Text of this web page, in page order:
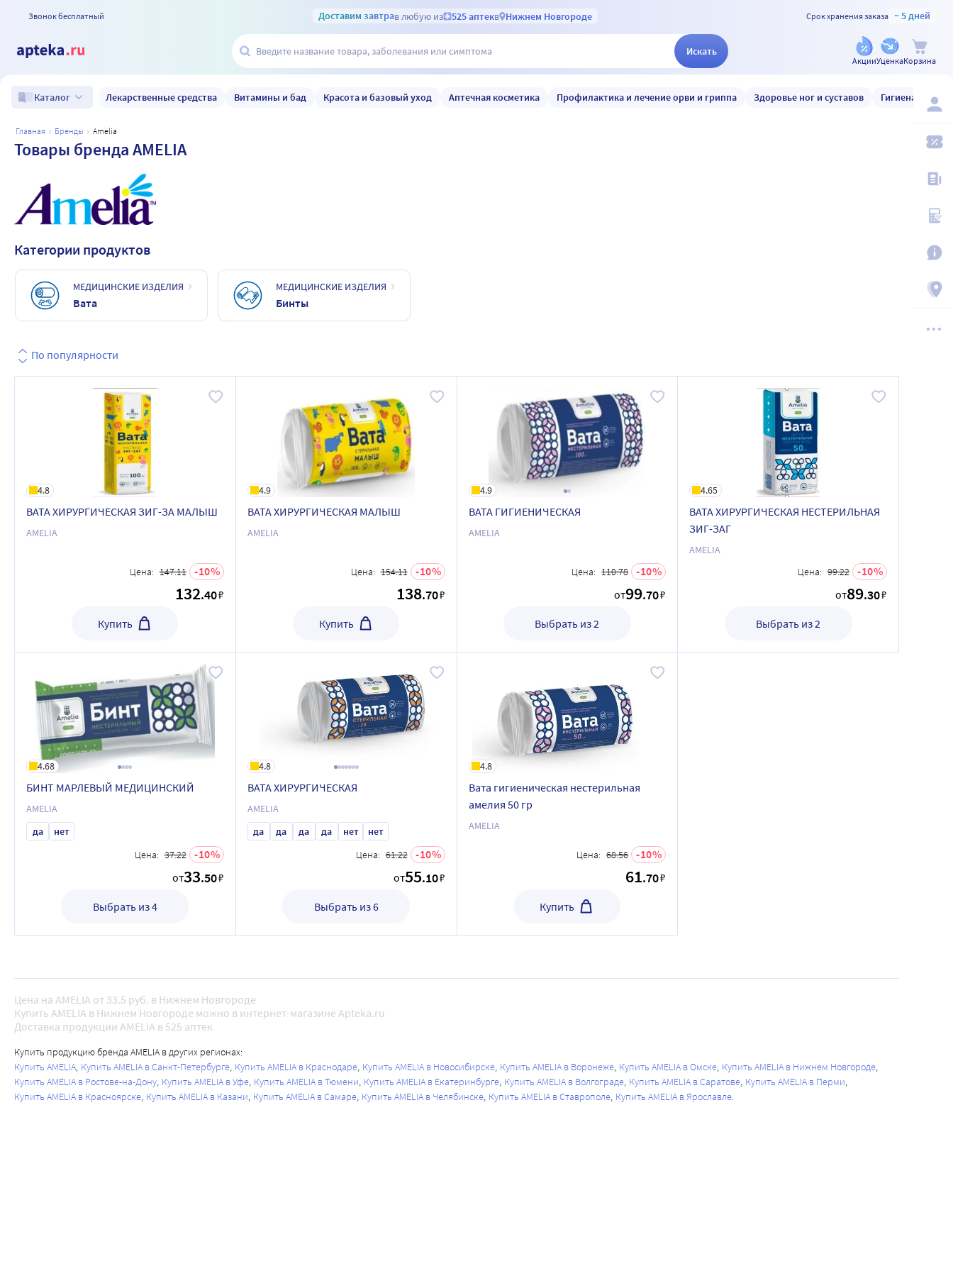
Звонок бесплатный Доставим завтрав любую из 525 аптекв Нижнем Новгороде Срок хранения заказа ~ 5 дней
Искать
АкцииУценкаКорзина
Каталог Лекарственные средства Витамины и бад Красота и базовый уход Аптечная косметика Профилактика и лечение орви и гриппа Здоровье ног и суставов Гигиена и уход
главная бренды amelia
Товары бренда AMELIA
Категории продуктов
МЕДИЦИНСКИЕ ИЗДЕЛИЯ
Вата
МЕДИЦИНСКИЕ ИЗДЕЛИЯ
Бинты
По популярности
4.8
ВАТА ХИРУРГИЧЕСКАЯ ЗИГ-ЗА МАЛЫШ
AMELIA
Цена: 147.11 10
132.40₽
Купить
4.9
ВАТА ХИРУРГИЧЕСКАЯ МАЛЫШ
AMELIA
Цена: 154.11 10
138.70₽
Купить
4.9
ВАТА ГИГИЕНИЧЕСКАЯ
AMELIA
Цена: 110.78
10
от99.70₽
Выбрать из 2
4.65
ВАТА ХИРУРГИЧЕСКАЯ НЕСТЕРИЛЬНАЯ
ЗИГ-ЗАГ
AMELIA
Цена: 99.22
10
от89.30₽
Выбрать из 2
4.68
БИНТ МАРЛЕВЫЙ МЕДИЦИНСКИЙ
AMELIA
да
нет
Цена: 37.22
10
от33.50₽
Выбрать из 4
4.8
ВАТА ХИРУРГИЧЕСКАЯ
AMELIA
да
да да да нет
нет
Цена: 61.22
10
от55.10₽
Выбрать из 6
4.8
Вата гигиеническая нестерильная
амелия 50 гр
AMELIA
Цена: 68.56 10
61.70₽
Купить
Цена на AMELIA от 33.5 руб. в Нижнем Новгороде
Купить AMELIA в Нижнем Новгороде можно в интернет-магазине Apteka.ru
Доставка продукции AMELIA в 525 аптек
Купить продукцию бренда AMELIA в других регионах:
Купить AMELIA Купить AMELIA в Санкт-Петербурге Купить AMELIA в Краснодаре Купить AMELIA в Новосибирске Купить AMELIA в Воронеже Купить AMELIA в Омске Купить AMELIA в Нижнем Новгороде
Купить AMELIA в Ростове-на-Дону Купить AMELIA в Уфе Купить AMELIA в Тюмени Купить AMELIA в Екатеринбурге Купить AMELIA в Волгограде Купить AMELIA в Саратове Купить AMELIA в Перми
Купить AMELIA в Красноярске Купить AMELIA в Казани Купить AMELIA в Самаре Купить AMELIA в Челябинске Купить AMELIA в Ставрополе Купить AMELIA в Ярославле